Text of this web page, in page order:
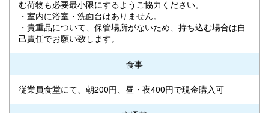
む荷物も必要最小限にするようご協力ください。
・室内に浴室・洗面台はありません。
・貴重品について、保管場所がないため、持ち込む場合は自
己責任でお願い致します。
食事
従業員食堂にて、朝200円、昼・夜400円で現金購入可